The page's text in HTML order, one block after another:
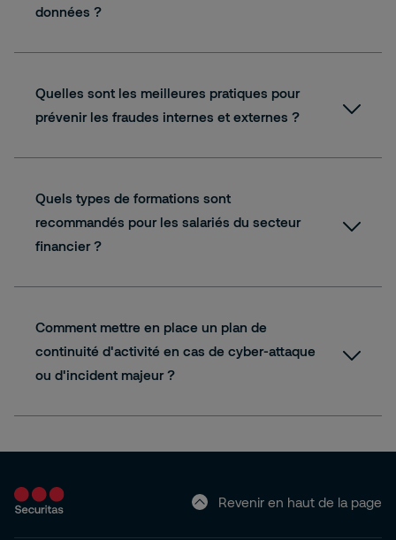
données ?
Quelles sont les meilleures pratiques pour
prévenir les fraudes internes et externes ?
Quels types de formations sont
recommandés pour les salariés du secteur
financier ?
Comment mettre en place un plan de
continuité d'activité en cas de cyber-attaque
ou d'incident majeur ?
Revenir en haut de la page